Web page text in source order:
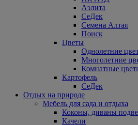
Аэлита
СеДек
Семена Алтая
Поиск
Цветы
Однолетние
Многолетние
Комнатные
Картофель
СеДек
Отдых на природе
Мебель для сада и отдыха
Коконы, диваны
Качели